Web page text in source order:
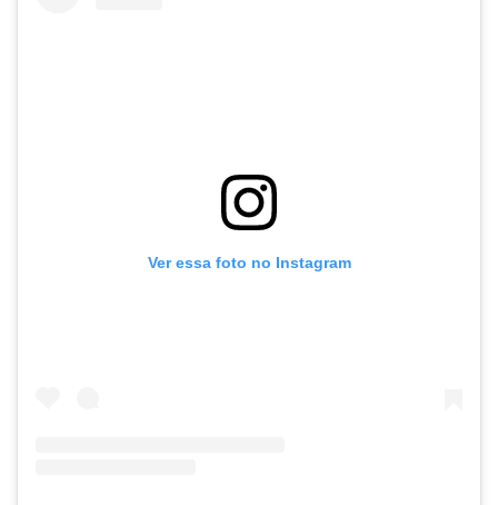
Ver essa foto no Instagram